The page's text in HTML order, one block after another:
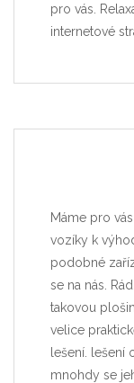
pro vás.
internetové
Máme pro
vozíky k
podobné
se na nás.
takovou
velice
lešení. lešení
mnohdy se